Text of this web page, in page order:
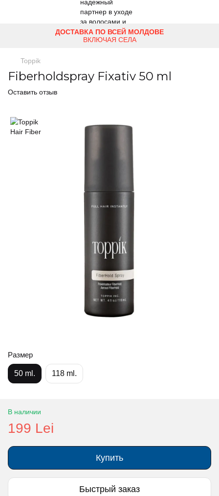
ДОСТАВКА ПО ВСЕЙ МОЛДОВЕ
ВКЛЮЧАЯ СЕЛА
Toppik
Fiberholdspray Fixativ 50 ml
Оставить отзыв
Размер
50 ml. 118 ml.
В наличии
199 Lei
Купить
Быстрый заказ